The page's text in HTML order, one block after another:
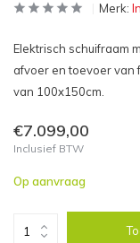
Merk:
Elektrisch schuifraam
afvoer en toevoer van
van 100x150cm.
€7.099,00
Inclusief BTW
Op aanvraag